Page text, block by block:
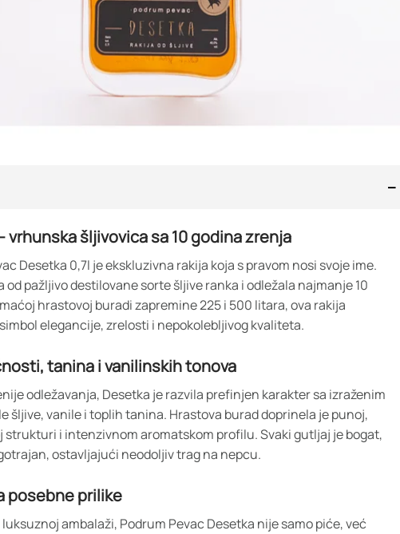
vrhunska šljivovica sa 10 godina zrenja
Desetka 0,7l je ekskluzivna rakija koja s pravom nosi svoje ime.
od pažljivo destilovane sorte šljive ranka i odležala najmanje 10
hrastovoj buradi zapremine 225 i 500 litara, ova rakija
elegancije, zrelosti i nepokolebljivog kvaliteta.
tanina i vanilinskih tonova
odležavanja, Desetka je razvila prefinjen karakter sa izraženim
šljive, vanile i toplih tanina. Hrastova burad doprinela je punoj,
strukturi i intenzivnom aromatskom profilu. Svaki gutljaj je bogat,
ostavljajući neodoljiv trag na nepcu.
posebne prilike
ambalaži, Podrum Pevac Desetka nije samo piće, već